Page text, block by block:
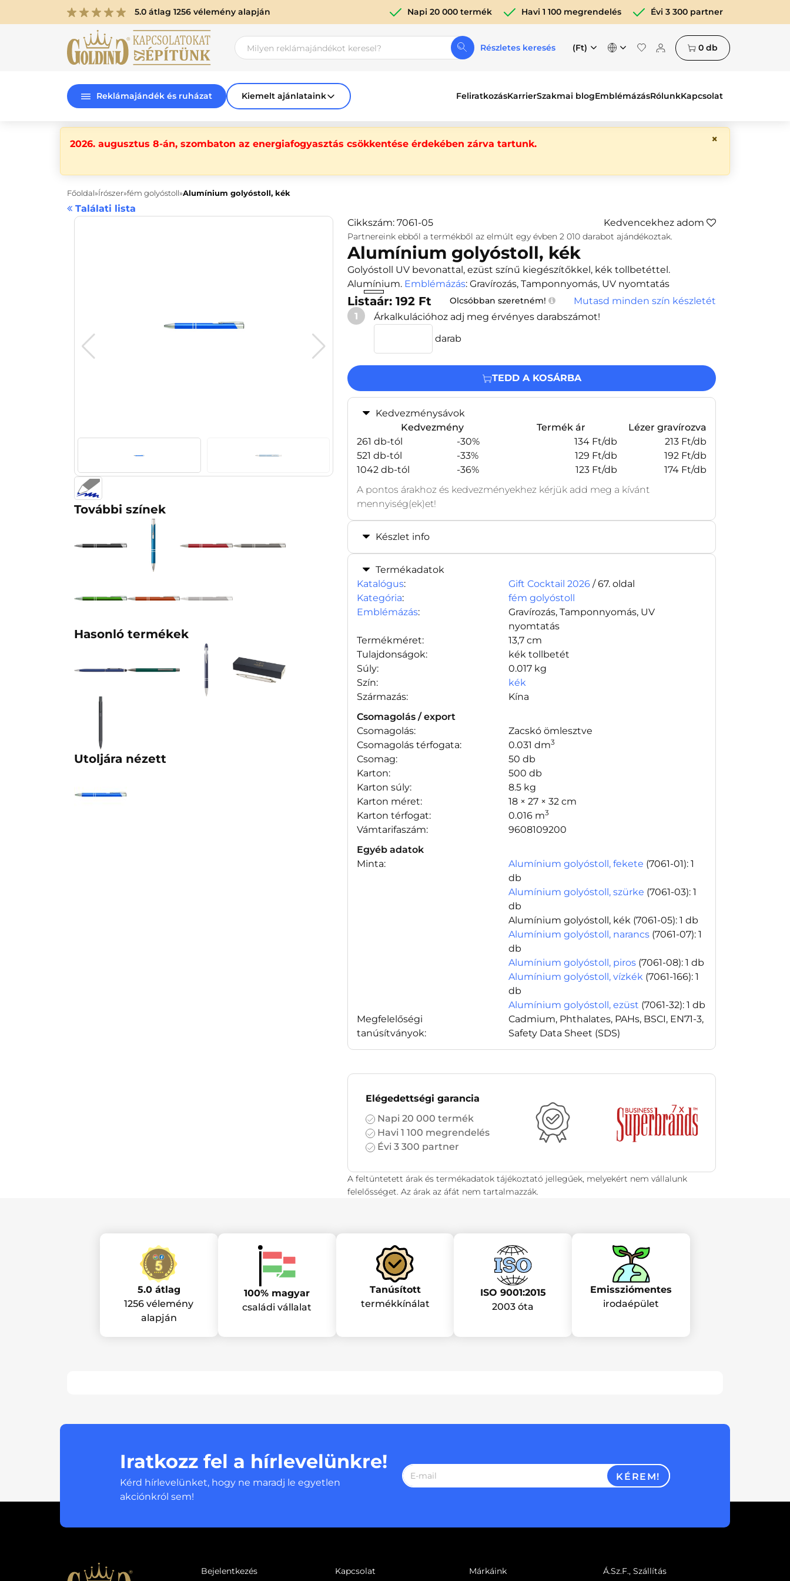
5.0 átlag 1256 vélemény alapján Napi 20 000 termék Havi 1 100 megrendelés Évi 3 300 partner
Részletes keresés (Ft) 0 db
Reklámajándék és ruházat Kiemelt ajánlataink FeliratkozásKarrierSzakmai blogEmblémázásRólunkKapcsolat
×
2026. augusztus 8-án, szombaton az energiafogyasztás csökkentése érdekében zárva tartunk.
Főoldal Írószer fém golyóstoll Alumínium golyóstoll, kék
Találati lista
További színek
Hasonló termékek
Utoljára nézett
Cikkszám: 7061-05 Kedvencekhez adom
Partnereink ebből a termékből az elmúlt egy évben 2 010 darabot ajándékoztak.
Alumínium golyóstoll, kék
Golyóstoll UV bevonattal, ezüst színű kiegészítőkkel, kék tollbetéttel.
Alumínium. Emblémázás: Gravírozás, Tamponnyomás, UV nyomtatás
Listaár: 192 Ft Olcsóbban szeretném!
Mutasd minden szín készletét
1
Árkalkulációhoz adj meg érvényes darabszámot!
darab
TEDD A KOSÁRBA
Kedvezménysávok
Kedvezmény
Termék ár
Lézer gravírozva
261 db-tól
-30% 134 Ft/db
213 Ft/db
521 db-tól
-33% 129 Ft/db
192 Ft/db
1042 db-tól
-36% 123 Ft/db
174 Ft/db
A pontos árakhoz és kedvezményekhez kérjük add meg a kívánt
mennyiség(ek)et!
Készlet info
Termékadatok
Katalógus: Gift Cocktail 2026/ 67. oldal
Kategória:
fém golyóstoll
Emblémázás:
Gravírozás, Tamponnyomás, UV
nyomtatás
Termékméret:
13,7 cm
Tulajdonságok:
kék tollbetét
Súly:
0.017 kg
Szín:
kék
Származás:
Kína
Csomagolás / export
Csomagolás:
Zacskó ömlesztve
Csomagolás térfogata:
0.031 dm3
Csomag:
50 db
Karton:
500 db
Karton súly:
8.5 kg
Karton méret:
18 × 27 × 32 cm
Karton térfogat:
0.016 m3
Vámtarifaszám:
9608109200
Egyéb adatok
Minta:
Alumínium golyóstoll, fekete (7061-01): 1
db
Alumínium golyóstoll, szürke (7061-03): 1
db
Alumínium golyóstoll, kék (7061-05): 1 db
Alumínium golyóstoll, narancs (7061-07): 1
db
Alumínium golyóstoll, piros (7061-08): 1 db
Alumínium golyóstoll, vízkék (7061-166): 1
db
Alumínium golyóstoll, ezüst (7061-32): 1 db
Megfelelőségi
tanúsítványok:
Cadmium, Phthalates, PAHs, BSCI, EN71-3,
Safety Data Sheet (SDS)
Elégedettségi garancia
Napi 20 000 termék
Havi 1 100 megrendelés
Évi 3 300 partner
A feltüntetett árak és termékadatok tájékoztató jellegűek, melyekért nem vállalunk
felelősséget. Az árak az áfát nem tartalmazzák.
5.0 átlag
1256 vélemény
alapján
100% magyar
családi vállalat
Tanúsított
termékkínálat
ISO 9001:2015
2003 óta
Emissziómentes
irodaépület
Iratkozz fel a hírlevelünkre!
Kérd hírlevelünket, hogy ne maradj le egyetlen
akciónkról sem!
KÉREM!
Bejelentkezés Kapcsolat Márkáink Á.Sz.F., Szállítás